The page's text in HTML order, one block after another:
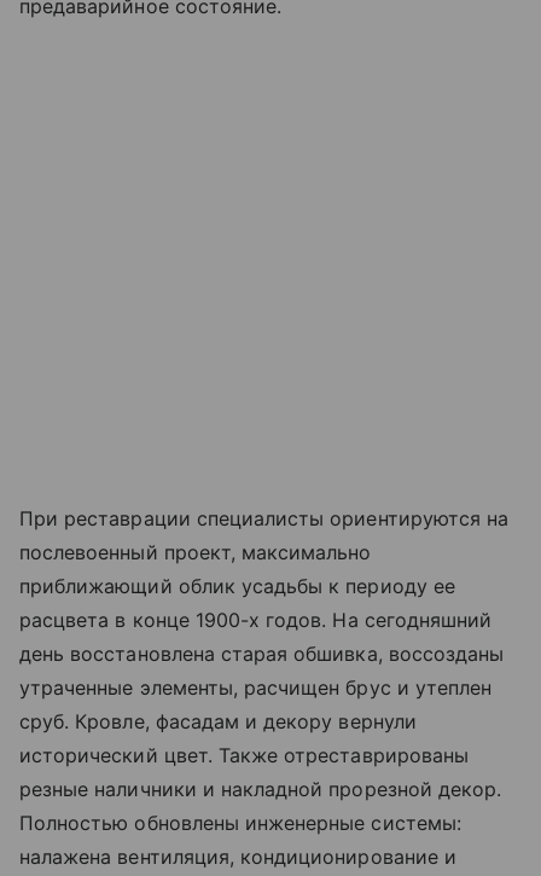
предаварийное состояние.
При реставрации специалисты ориентируются на
послевоенный проект, максимально
приближающий облик усадьбы к периоду ее
расцвета в конце 1900-х годов. На сегодняшний
день восстановлена старая обшивка, воссозданы
утраченные элементы, расчищен брус и утеплен
сруб. Кровле, фасадам и декору вернули
исторический цвет. Также отреставрированы
резные наличники и накладной прорезной декор.
Полностью обновлены инженерные системы:
налажена вентиляция, кондиционирование и